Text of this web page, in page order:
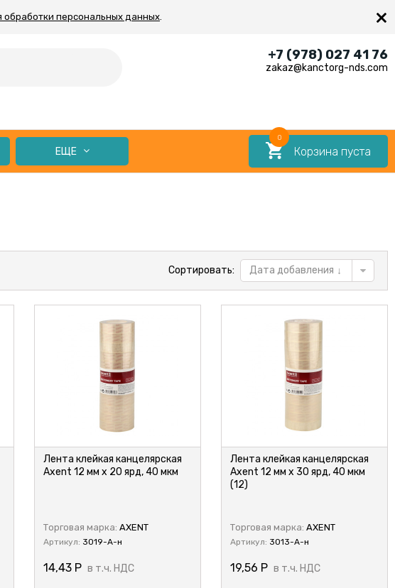
обработки персональных данных. ×
+7 (978) 027 41 76
zakaz@kanctorg-nds.com
Корзина пуста
0
ЕЩЕ
Сортировать: Дата добавления
Лента клейкая канцелярская
Axent 12 мм х 20 ярд, 40 мкм
Торговая марка: AXENT
Артикул: 3019-A-н
14,43 Р в т.ч. НДС
Лента клейкая канцелярская
Axent 12 мм х 30 ярд, 40 мкм
(12)
Торговая марка: AXENT
Артикул: 3013-A-н
19,56 Р в т.ч. НДС